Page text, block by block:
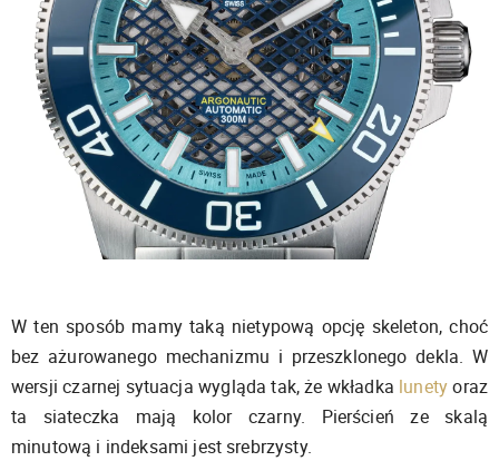
W ten sposób mamy taką nietypową opcję skeleton, choć
bez ażurowanego mechanizmu i przeszklonego dekla. W
wersji czarnej sytuacja wygląda tak, że wkładka lunetyoraz
ta siateczka mają kolor czarny. Pierścień ze skalą
minutową i indeksami jest srebrzysty.